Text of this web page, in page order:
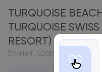
TURQUOISE
TURQUOISE
RESORT) 3*
Египет, Шарм-эль-Шейх